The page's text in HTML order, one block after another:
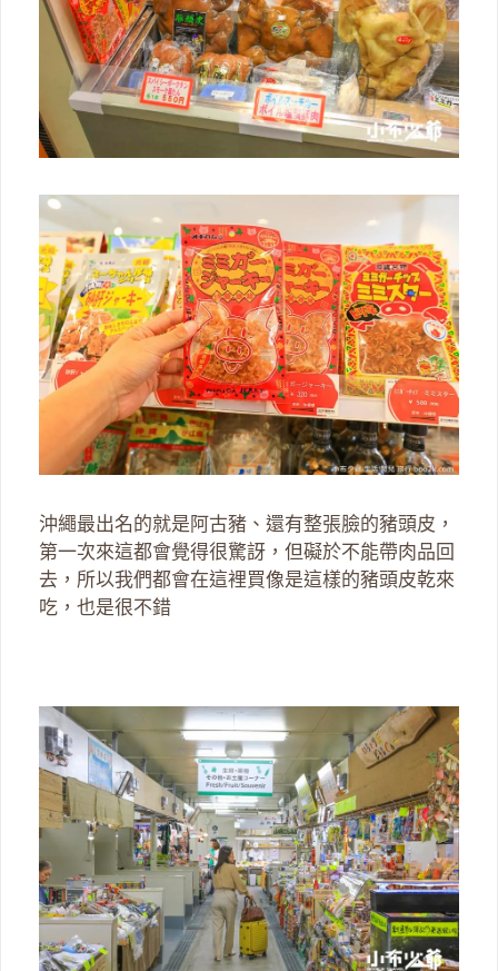
沖繩最出名的就是阿古豬、還有整張臉的豬頭皮，
第一次來這都會覺得很驚訝，但礙於不能帶肉品回
去，所以我們都會在這裡買像是這樣的豬頭皮乾來
吃，也是很不錯